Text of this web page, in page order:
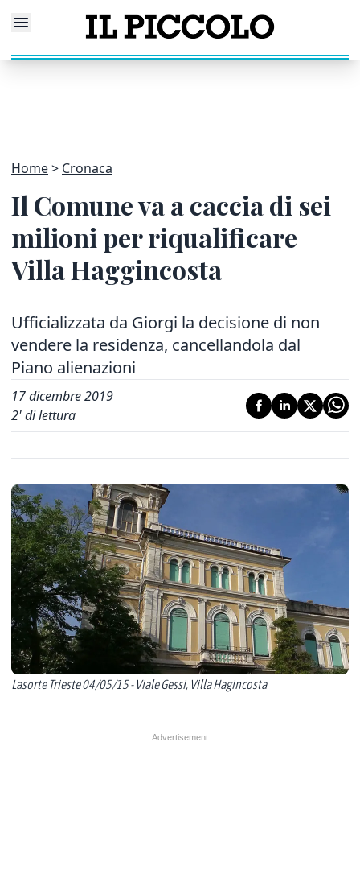
Home Cronaca
Il Comune va a caccia di sei
milioni per riqualificare
Villa Haggincosta
Ufficializzata da Giorgi la decisione di non
vendere la residenza, cancellandola dal
Piano alienazioni
17 dicembre 2019
2' di lettura
Lasorte Trieste 04/05/15 - Viale Gessi, Villa Hagincosta